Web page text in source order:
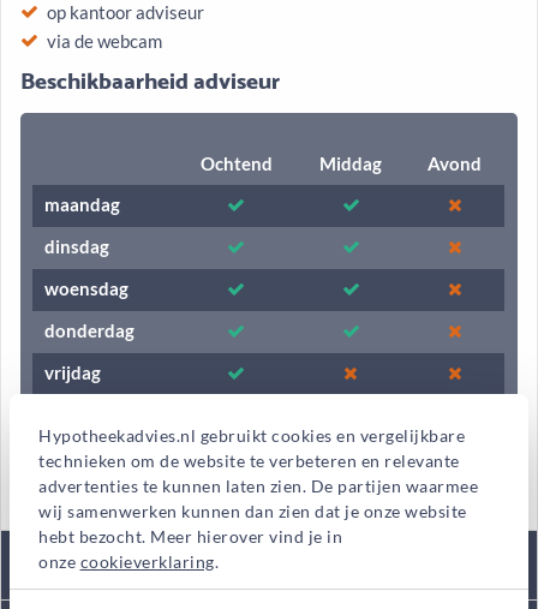
Hypotheekadvies.nl gebruikt cookies en vergelijkbare
technieken om de website te verbeteren en relevante
advertenties te kunnen laten zien. De partijen waarmee
wij samenwerken kunnen dan zien dat je onze website
hebt bezocht. Meer hierover vind je in
onze cookieverklaring.
op kantoor adviseur
via de webcam
Beschikbaarheid adviseur
Ochtend Middag
Avond
maandag
dinsdag
woensdag
donderdag
vrijdag
zondag
Tarieven